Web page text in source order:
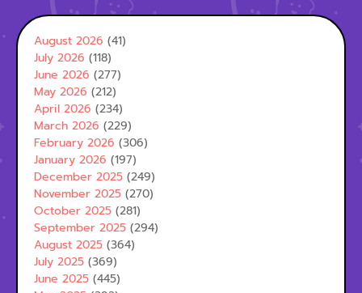
August 2026 (41)
July 2026 (118)
June 2026 (277)
May 2026 (212)
April 2026 (234)
March 2026 (229)
February 2026 (306)
January 2026 (197)
December 2025 (249)
November 2025 (270)
October 2025 (281)
September 2025 (294)
August 2025 (364)
July 2025 (369)
June 2025 (445)